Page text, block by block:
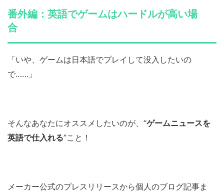
番外編：英語でゲームはハードルが高い場
合
「いや、ゲームは日本語でプレイして没入したいの
で……」
そんなあなたにオススメしたいのが、“ゲームニュースを
英語で仕入れる”こと！
メーカー公式のプレスリリースから個人のブログ記事ま